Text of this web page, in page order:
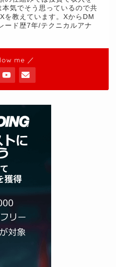
気でそう思っているので共
を教えています。XからDM
ード歴7年/テクニカルアナ
me ／